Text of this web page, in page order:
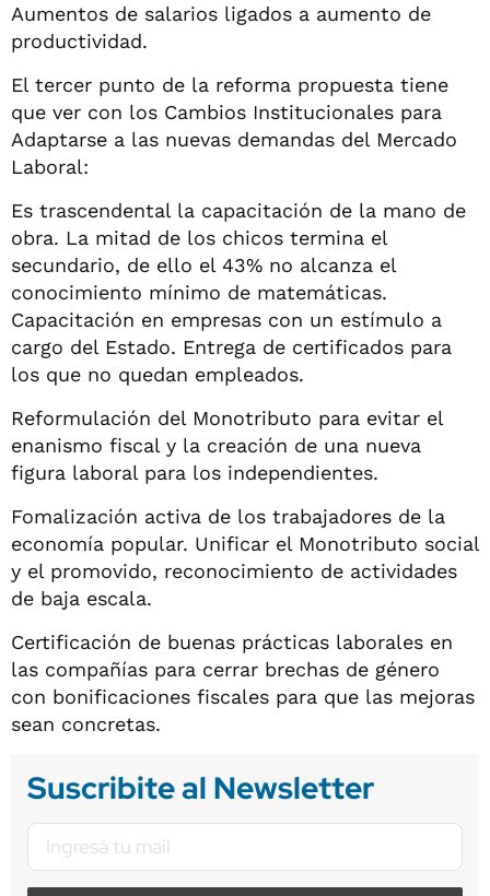
Aumentos de salarios ligados a aumento de
productividad.
El tercer punto de la reforma propuesta tiene
que ver con los Cambios Institucionales para
Adaptarse a las nuevas demandas del Mercado
Laboral:
Es trascendental la capacitación de la mano de
obra. La mitad de los chicos termina el
secundario, de ello el 43% no alcanza el
conocimiento mínimo de matemáticas.
Capacitación en empresas con un estímulo a
cargo del Estado. Entrega de certificados para
los que no quedan empleados.
Reformulación del Monotributo para evitar el
enanismo fiscal y la creación de una nueva
figura laboral para los independientes.
Fomalización activa de los trabajadores de la
economía popular. Unificar el Monotributo social
y el promovido, reconocimiento de actividades
de baja escala.
Certificación de buenas prácticas laborales en
las compañías para cerrar brechas de género
con bonificaciones fiscales para que las mejoras
sean concretas.
Suscribite al Newsletter